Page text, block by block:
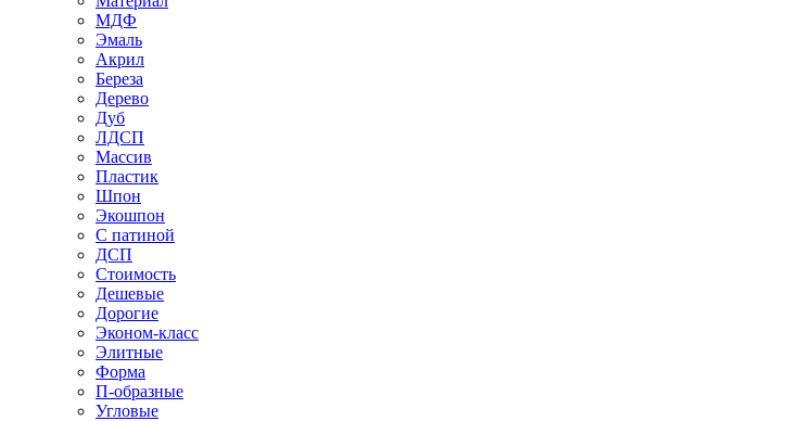
МДФ
Эмаль
Акрил
Береза
Дерево
Дуб
ЛДСП
Массив
Пластик
Шпон
Экошпон
С патиной
ДСП
Стоимость
Дешевые
Дорогие
Эконом-класс
Элитные
Форма
П-образные
Угловые